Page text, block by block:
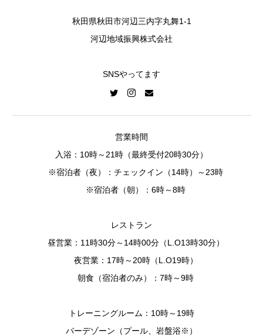
秋田県秋田市河辺三内字丸舞1-1
河辺地域振興株式会社
SNSやってます
営業時間
入浴：10時～21時（最終受付20時30分）
※宿泊者（夜）：チェックイン（14時）～23時
※宿泊者（朝）：6時～8時
レストラン
昼営業：11時30分～14時00分（L.O13時30分）
夜営業：17時～20時（L.O19時）
朝食（宿泊者のみ）：7時～9時
トレーニングルーム：10時～19時
バーデゾーン（プール、岩盤浴※）